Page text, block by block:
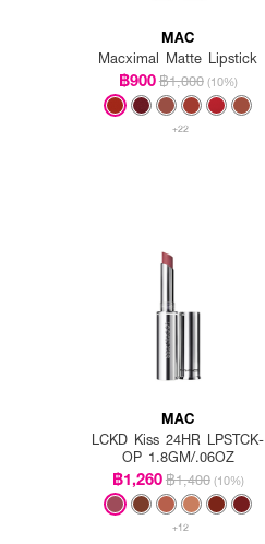
MAC
Macximal Matte Lipstick
฿900฿1,000 (10%)
+22
MAC
LCKD Kiss 24HR LPSTCK-
OP 1.8GM/.06OZ
฿1,260฿1,400 (10%)
+12